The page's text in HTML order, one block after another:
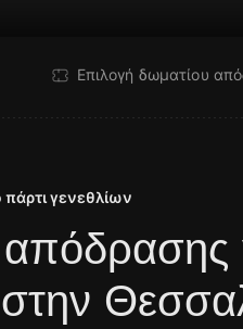
Επιλογή δωματίου
πάρτι γενεθλίων